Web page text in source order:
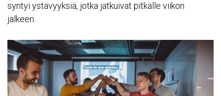
syntyi ystävyyksiä, jotka jatkuivat pitkälle viikon
jälkeen.